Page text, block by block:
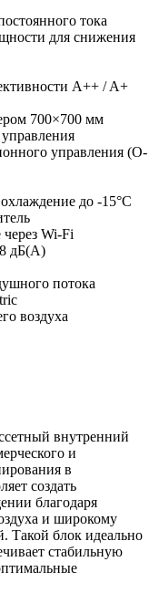
тока
для снижения
A++ / A+
700×700 мм
управления (O-
до -15°C
Wi-Fi
дБ(A)
потока
воздуха
внутренний
и
в
создать
благодаря
и широкому
Такой блок идеально
стабильную